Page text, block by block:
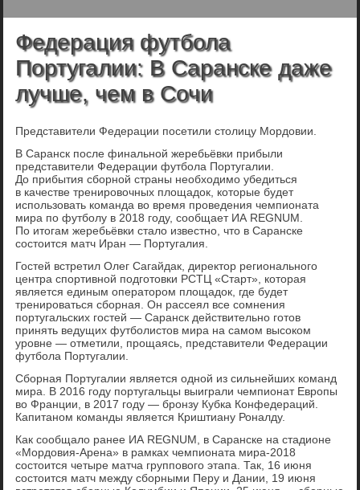
Федерация футбола
Португалии: В Саранске даже
лучше, чем в Сочи
Представители Федерации посетили столицу Мордовии.
В Саранск после финальной жеребьёвки прибыли
представители Федерации футбола Португалии.
До прибытия сборной страны необходимо убедиться
в качестве тренировочных площадок, которые будет
использовать команда во время проведения чемпионата
мира по футболу в 2018 году, сообщает ИА REGNUM.
По итогам жеребьёвки стало известно, что в Саранске
состоится матч Иран — Португалия.
Гостей встретил Олег Сагайдак, директор регионального
центра спортивной подготовки РСТЦ «Старт», которая
является единым оператором площадок, где будет
тренироваться сборная. Он рассеял все сомнения
португальских гостей — Саранск действительно готов
принять ведущих футболистов мира на самом высоком
уровне — отметили, прощаясь, представители Федерации
футбола Португалии.
Сборная Португалии является одной из сильнейших команд
мира. В 2016 году португальцы выиграли чемпионат Европы
во Франции, в 2017 году — бронзу Кубка Конфедераций.
Капитаном команды является Криштиану Роналду.
Как сообщало ранее ИА REGNUM, в Саранске на стадионе
«Мордовия-Арена» в рамках чемпионата мира-2018
состоится четыре матча группового этапа. Так, 16 июня
состоится матч между сборными Перу и Дании, 19 июня